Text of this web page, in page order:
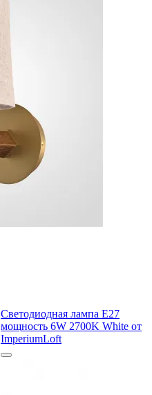
Светодиодная лампа E27
мощность 6W 2700K White от
ImperiumLoft